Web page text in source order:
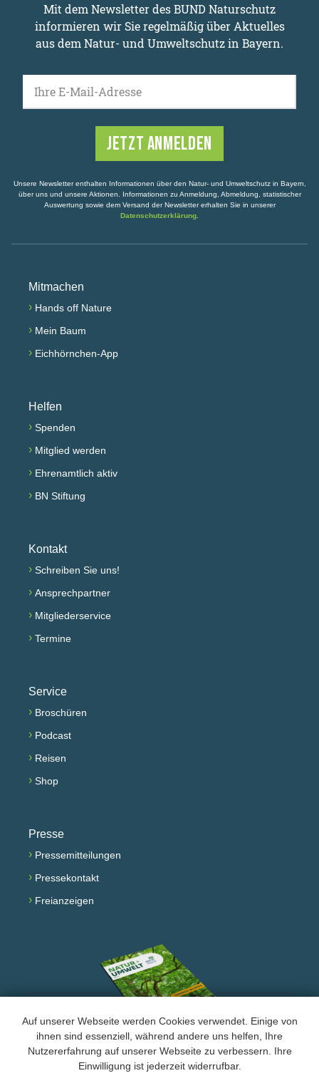
Auf unserer Webseite werden Cookies verwendet. Einige von
ihnen sind essenziell, während andere uns helfen, Ihre
Nutzererfahrung auf unserer Webseite zu verbessern. Ihre
Einwilligung ist jederzeit widerrufbar.
Mit dem Newsletter des BUND Naturschutz
informieren wir Sie regelmäßig über Aktuelles
aus dem Natur- und Umweltschutz in Bayern.
Ihre E-Mail-Adresse
Unsere Newsletter enthalten Informationen über den Natur- und Umweltschutz in Bayern,
über uns und unsere Aktionen. Informationen zu Anmeldung, Abmeldung, statistischer
Auswertung sowie dem Versand der Newsletter erhalten Sie in unserer
Datenschutzerklärung
Mitmachen
› Hands off Nature
› Mein Baum
› Eichhörnchen-App
Helfen
› Spenden
› Mitglied werden
› Ehrenamtlich aktiv
› BN Stiftung
Kontakt
› Schreiben Sie uns!
› Ansprechpartner
› Mitgliederservice
› Termine
Service
› Broschüren
› Podcast
› Reisen
› Shop
Presse
› Pressemitteilungen
› Pressekontakt
› Freianzeigen
FacebookInstagramYouTube